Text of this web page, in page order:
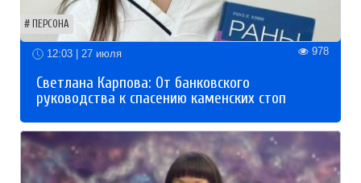
ПЕРСОНА
12:03 | 27 июля 978
Светлана Карпова: От банковского
руководства к спасению каменских стоп